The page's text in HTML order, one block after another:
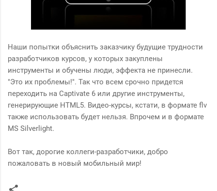
Наши попытки объяснить заказчику будущие трудности
разработчиков курсов, у которых закуплены
инструменты и обучены люди, эффекта не принесли.
"Это их проблемы!". Так что всем срочно придется
переходить на Captivate 6 или другие инструменты,
генерирующие HTML5. Видео-курсы, кстати, в формате flv
также использовать будет нельзя. Впрочем и в формате
MS Silverlight.
Вот так, дорогие коллеги-разработчики, добро
пожаловать в новый мобильный мир!